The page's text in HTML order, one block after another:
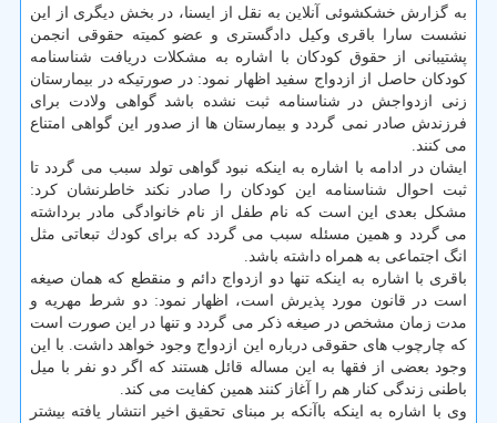
به گزارش خشكشوئی آنلاین به نقل از ایسنا، در بخش دیگری از این
نشست سارا باقری وكیل دادگستری و عضو كمیته حقوقی انجمن
پشتیبانی از حقوق كودكان با اشاره به مشكلات دریافت شناسنامه
كودكان حاصل از ازدواج سفید اظهار نمود: در صورتیكه در بیمارستان
زنی ازدواجش در شناسنامه ثبت نشده باشد گواهی ولادت برای
فرزندش صادر نمی گردد و بیمارستان ها از صدور این گواهی امتناع
می كنند.
ایشان در ادامه با اشاره به اینكه نبود گواهی تولد سبب می گردد تا
ثبت احوال شناسنامه این كودكان را صادر نكند خاطرنشان كرد:
مشكل بعدی این است كه نام طفل از نام خانوادگی مادر برداشته
می گردد و همین مسئله سبب می گردد كه برای كودك تبعاتی مثل
انگ اجتماعی به همراه داشته باشد.
باقری با اشاره به اینكه تنها دو ازدواج دائم و منقطع كه همان صیغه
است در قانون مورد پذیرش است، اظهار نمود: دو شرط مهریه و
مدت زمان مشخص در صیغه ذكر می گردد و تنها در این صورت است
كه چارچوب های حقوقی درباره این ازدواج وجود خواهد داشت. با این
وجود بعضی از فقها به این مساله قائل هستند كه اگر دو نفر با میل
باطنی زندگی كنار هم را آغاز كنند همین كفایت می كند.
وی با اشاره به اینكه باآنكه بر مبنای تحقیق اخیر انتشار یافته بیشتر